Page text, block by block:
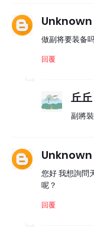
Unknown
做副将要装备
回覆
丘
副將
Unknown
您好 我想詢問
呢？
回覆